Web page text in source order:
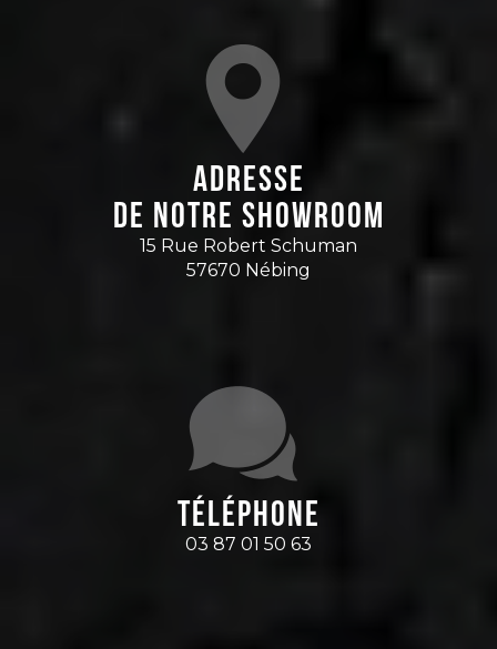
Adresse
de notre showroom
15 Rue Robert Schuman
57670 Nébing
Téléphone
03 87 01 50 63